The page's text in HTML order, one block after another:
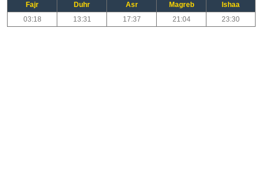
Fajr Duhr Asr Magreb
Ishaa
03:18
13:31 17:37 21:04 23:30